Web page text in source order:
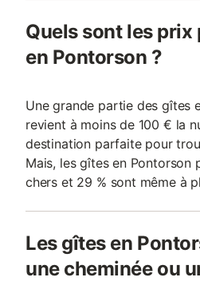
Quels sont les prix
en Pontorson ?
Une grande partie des gîtes
revient à moins de 100 € la
destination parfaite pour
Mais, les gîtes en Pontorson
chers et 29 % sont même à
Les gîtes en
une cheminée ou